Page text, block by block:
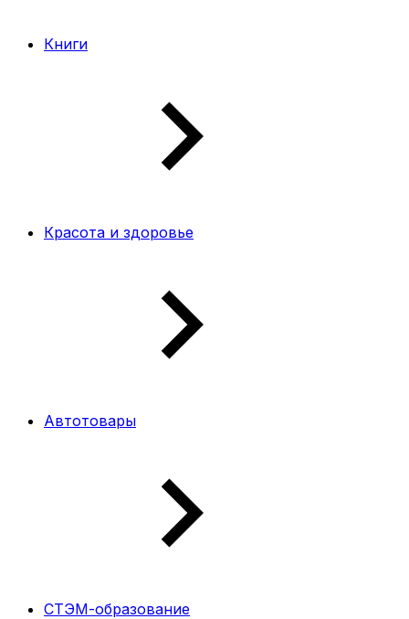
Книги
Красота и здоровье
Автотовары
СТЭМ-образование